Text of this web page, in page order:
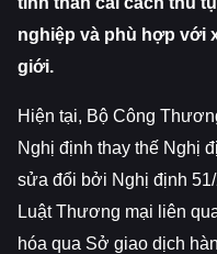
nghiệp và phù hợp với
giới.
Hiện tại, Bộ Công
Nghị định thay thế Nghị
sửa đổi bởi Nghị định
Luật Thương mại liên
hóa qua Sở giao dịch